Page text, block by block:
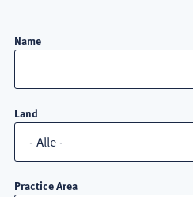
Name
Land
Practice Area